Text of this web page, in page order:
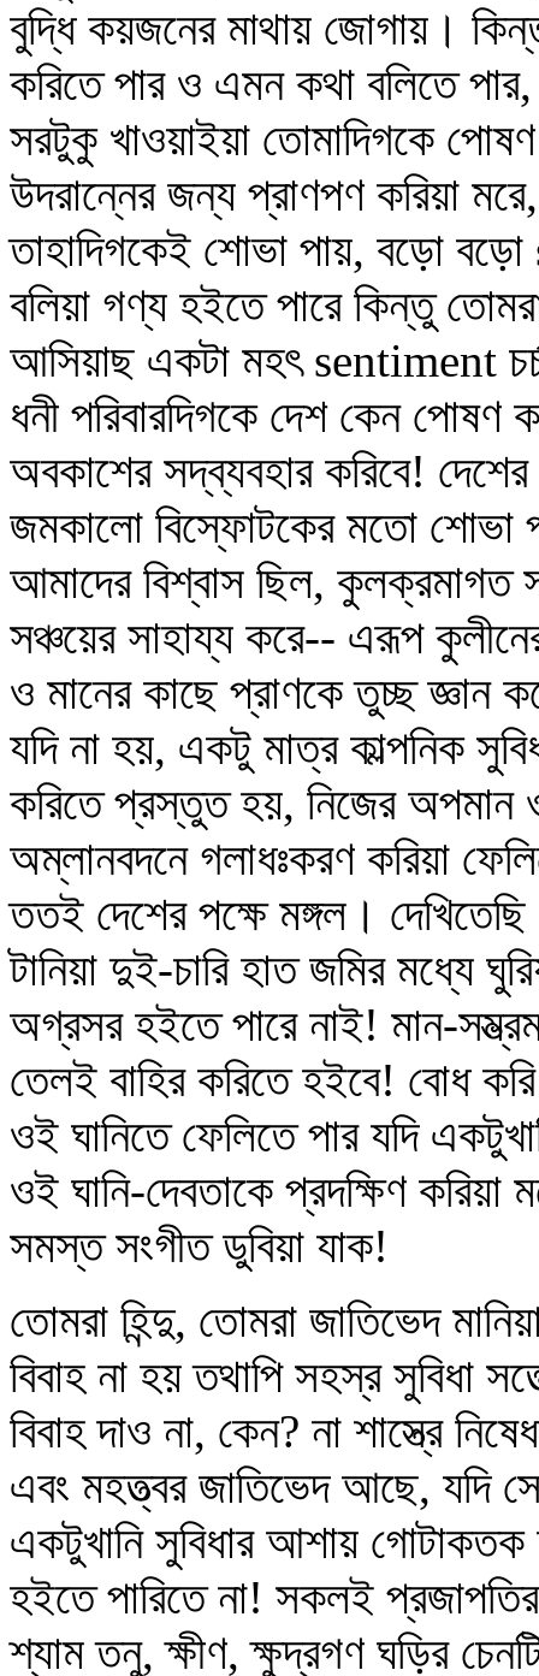
বুদ্ধি কয়জনের মাথায় জোগায়।
করিতে পার ও এমন কথা বলিতে
সরটুকু খাওয়াইয়া তোমাদিগকে
উদরান্নের জন্য প্রাণপণ করিয়া
তাহাদিগকেই শোভা পায়, বড়ো বড়ো
বলিয়া গণ্য হইতে পারে কিন্তু
আসিয়াছ একটা মহৎ sentiment
ধনী পরিবারদিগকে দেশ কেন পোষণ
অবকাশের সদ্‌ব্যবহার করিবে!
জমকালো বিস্ফোটকের মতো শোভা
আমাদের বিশ্বাস ছিল, কুলক্রমাগত
সঞ্চয়ের সাহায্য করে-- এরূপ
ও মানের কাছে প্রাণকে তুচ্ছ জ্ঞান
যদি না হয়, একটু মাত্র কাল্পনিক
করিতে প্রস্তুত হয়, নিজের অপমান
অম্লানবদনে গলাধঃকরণ করিয়া
ততই দেশের পক্ষে মঙ্গল। দেখিতেছি
টানিয়া দুই-চারি হাত জমির মধ্যে
অগ্রসর হইতে পারে নাই! মান-
তেলই বাহির করিতে হইবে! বোধ
ওই ঘানিতে ফেলিতে পার যদি
ওই ঘানি-দেবতাকে প্রদক্ষিণ
সমস্ত সংগীত ডুবিয়া যাক!
তোমরা হিন্দু, তোমরা জাতিভেদ
বিবাহ না হয় তথাপি সহস্র সুবিধা
বিবাহ দাও না, কেন? না শাস্ত্রে
এবং মহত্ত্বর জাতিভেদ আছে, যদি
একটুখানি সুবিধার আশায় গোটাকতক
হইতে পারিতে না! সকলই
শ্যাম তনু, ক্ষীণ, ক্ষুদ্রগণ ঘড়ির